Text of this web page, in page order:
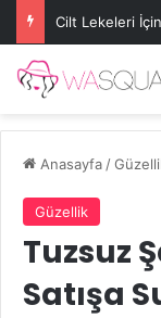
Cilt Lekeleri
Anasayfa/
Güzellik
Tuzsuz
Satışa